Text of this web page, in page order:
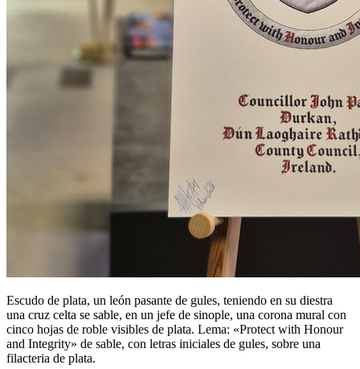
Escudo de plata, un león pasante de gules, teniendo en su diestra
una cruz celta se sable, en un jefe de sinople, una corona mural con
cinco hojas de roble visibles de plata. Lema: «Protect with Honour
and Integrity» de sable, con letras iniciales de gules, sobre una
filacteria de plata.